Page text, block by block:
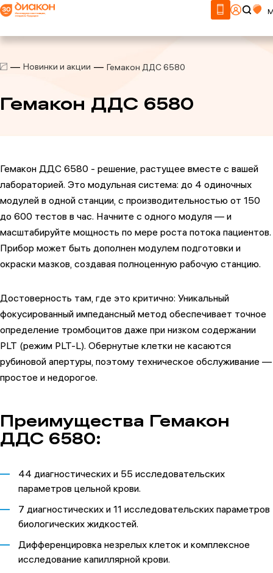
Новинки и акции Гемакон ДДС 6580
Гемакон ДДС 6580
Гемакон ДДС 6580 - решение, растущее вместе с вашей
лабораторией. Это модульная система: до 4 одиночных
модулей в одной станции, с производительностью от 150
до 600 тестов в час. Начните с одного модуля — и
масштабируйте мощность по мере роста потока пациентов.
Прибор может быть дополнен модулем подготовки и
окраски мазков, создавая полноценную рабочую станцию.
Достоверность там, где это критично: Уникальный
фокусированный импедансный метод обеспечивает точное
определение тромбоцитов даже при низком содержании
PLT (режим PLT-L). Обернутые клетки не касаются
рубиновой апертуры, поэтому техническое обслуживание —
простое и недорогое.
Преимущества Гемакон
ДДС 6580:
44 диагностических и 55 исследовательских
параметров цельной крови.
7 диагностических и 11 исследовательских параметров
биологических жидкостей.
Дифференцировка незрелых клеток и комплексное
исследование капиллярной крови.